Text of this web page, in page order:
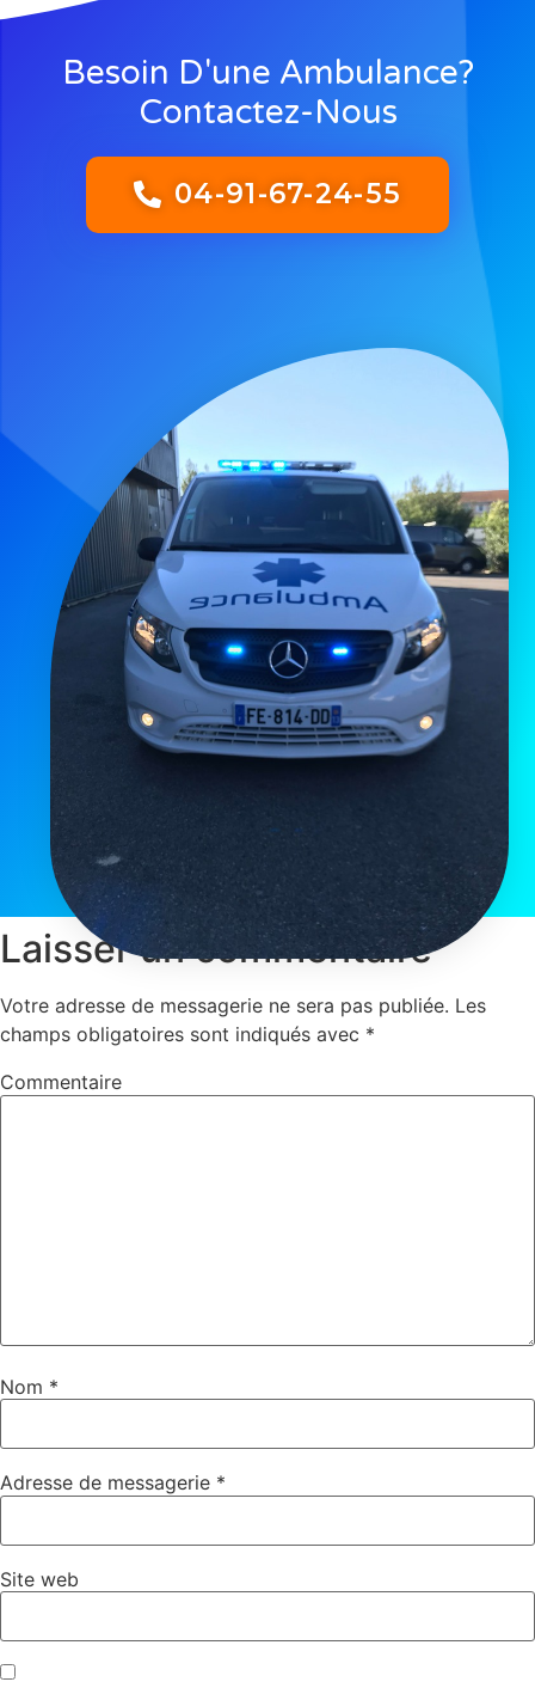
Besoin D'une Ambulance?
Contactez-Nous
04-91-67-24-55
Laisser un commentaire
Votre adresse de messagerie ne sera pas publiée. Les
champs obligatoires sont indiqués avec *
Commentaire
Nom *
Adresse de messagerie *
Site web